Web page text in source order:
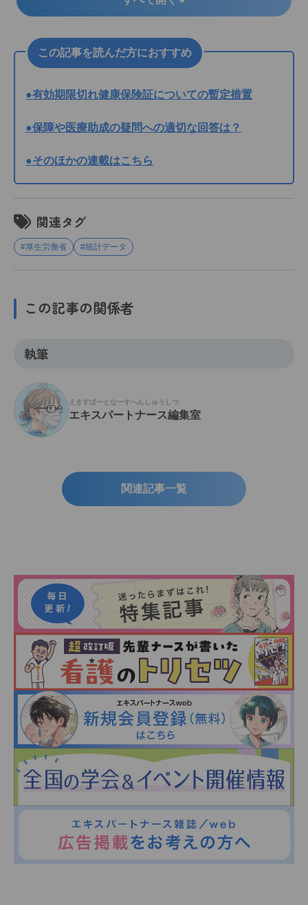
この記事を読んだ方におすすめ
●有効期限切れ健康保険証についての暫定措置
●保障や医療助成の疑問への適切な回答は？
●そのほかの連載はこちら
関連タグ
#厚生労働省 #統計データ
この記事の関係者
執筆
えきすぱーとなーすへんしゅうしつ
エキスパートナース編集室
関連記事一覧